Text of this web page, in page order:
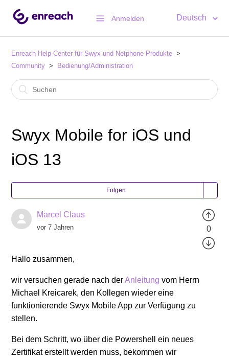
Anmelden Deutsch
Enreach Help-Center für Swyx und Netphone Produkte
Community
Bedienung/Administration
Swyx Mobile for iOS und
iOS 13
Folgen
Marcel Claus
vor 7 Jahren
Hallo zusammen,
wir versuchen gerade nach derAnleitung vom Herrn
Michael Kreicarek, den Kollegen wieder eine
funktionierende Swyx Mobile App zur Verfügung zu
stellen.
Bei dem Schritt, wo über die Powershell ein neues
Zertifikat erstellt werden muss, bekommen wir
0